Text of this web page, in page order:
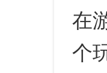
在
个